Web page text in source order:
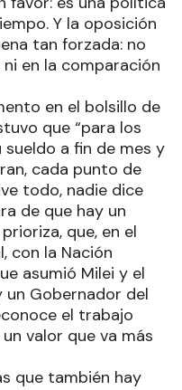
Y la oposición
tan forzada: no
en la comparación
en el bolsillo de
que “para los
a fin de mes y
cada punto de
todo, nadie dice
de que hay un
que, en el
con la Nación
asumió Milei y el
un Gobernador del
el trabajo
valor que va más
que también hay